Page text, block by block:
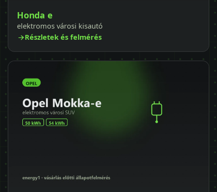
Honda e
elektromos városi kisautó
Részletek és felmérés